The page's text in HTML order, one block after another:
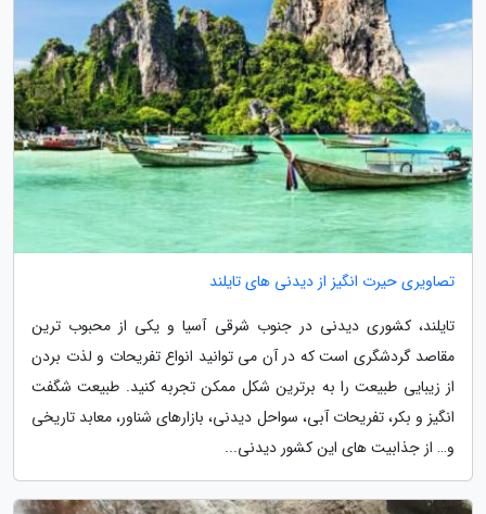
تصاویری حیرت انگیز از دیدنی های تایلند
تایلند، کشوری دیدنی در جنوب شرقی آسیا و یکی از محبوب ترین
مقاصد گردشگری است که در آن می توانید انواع تفریحات و لذت بردن
از زیبایی طبیعت را به برترین شکل ممکن تجربه کنید. طبیعت شگفت
انگیز و بکر، تفریحات آبی، سواحل دیدنی، بازارهای شناور، معابد تاریخی
و… از جذابیت های این کشور دیدنی...